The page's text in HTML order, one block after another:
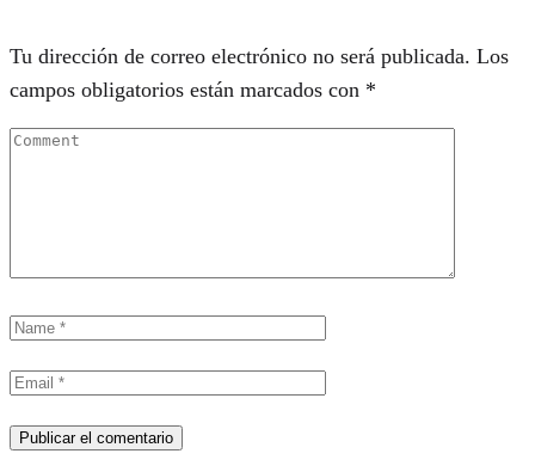
Tu dirección de correo electrónico no será publicada. Los
campos obligatorios están marcados con *